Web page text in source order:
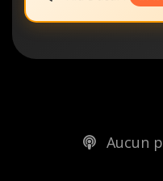
Aucun